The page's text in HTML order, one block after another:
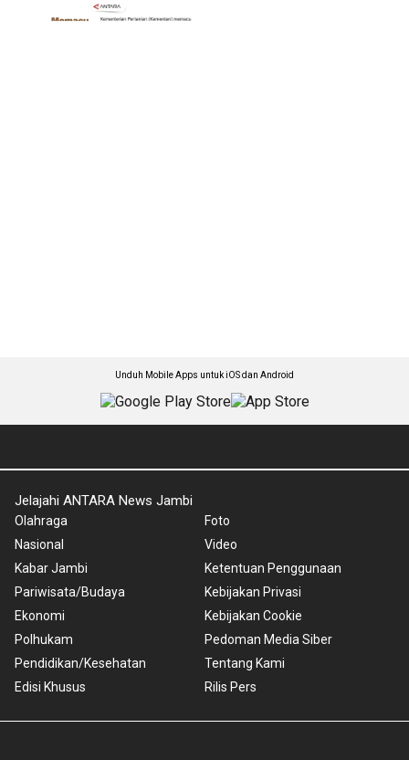
Unduh Mobile Apps untuk iOS dan Android
Jelajahi ANTARA News Jambi
Olahraga
Nasional
Kabar Jambi
Pariwisata/Budaya
Ekonomi
Polhukam
Pendidikan/Kesehatan
Edisi Khusus
Foto
Video
Ketentuan Penggunaan
Kebijakan Privasi
Kebijakan Cookie
Pedoman Media Siber
Tentang Kami
Rilis Pers